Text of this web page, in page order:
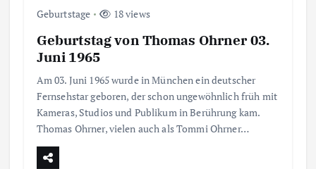
Geburtstage 18 views
Geburtstag von Thomas Ohrner 03.
Juni 1965
Am 03. Juni 1965 wurde in München ein deutscher
Fernsehstar geboren, der schon ungewöhnlich früh mit
Kameras, Studios und Publikum in Berührung kam.
Thomas Ohrner, vielen auch als Tommi Ohrner…